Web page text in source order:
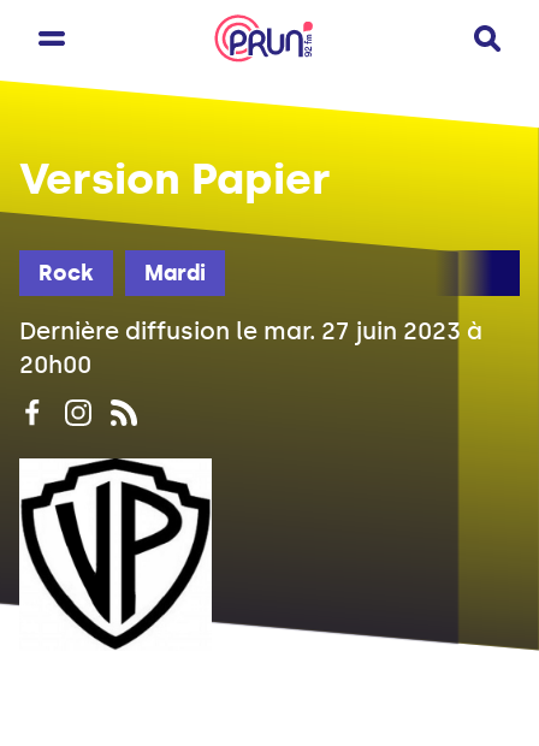
Rock Mardi
Version Papier
Dernière diffusion le mar. 27 juin 2023 à
20h00